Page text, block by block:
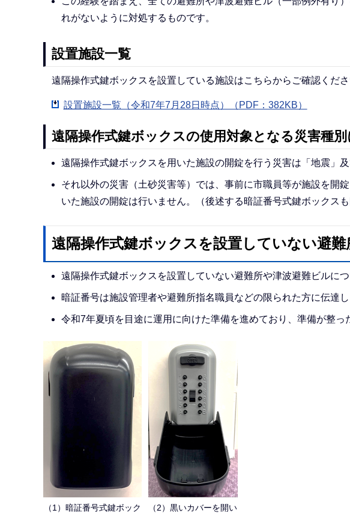
れがないように対処するものです。
設置施設一覧
遠隔操作式鍵ボックスを設置している施設はこちらからご確認くださ
設置施設一覧（令和7年7月28日時点）（PDF：382KB）
遠隔操作式鍵ボックスの使用対象となる災害種
遠隔操作式鍵ボックスを用いた施設の開錠を行う災害は「地震」
それ以外の災害（土砂災害等）では、事前に市職員等が施設を開
いた施設の開錠は行いません。（後述する暗証番号式鍵ボックスも
遠隔操作式鍵ボックスを設置していない避
遠隔操作式鍵ボックスを設置していない避難所や津波避難ビルに
暗証番号は施設管理者や避難所指名職員などの限られた方に伝達し
令和7年夏頃を目途に運用に向けた準備を進めており、準備が整っ
（1）暗証番号式鍵ボック
（2）黒いカバーを開い